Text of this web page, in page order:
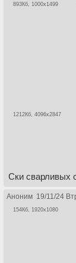
893Кб, 1000x1499
1212Кб, 4096x2847
Ски сварливых
Аноним 19/11/24
154Кб, 1920x1080